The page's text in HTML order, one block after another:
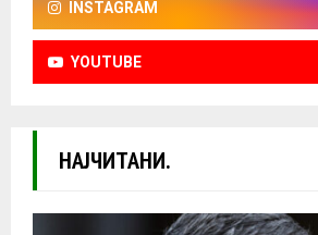
INSTAGRAM
YOUTUBE
НАЈЧИТАНИ.